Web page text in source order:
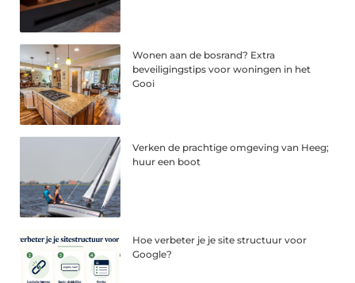
Wonen aan de bosrand? Extra
beveiligingstips voor woningen in het
Gooi
Verken de prachtige omgeving van Heeg;
huur een boot
Hoe verbeter je je site structuur voor
Google?